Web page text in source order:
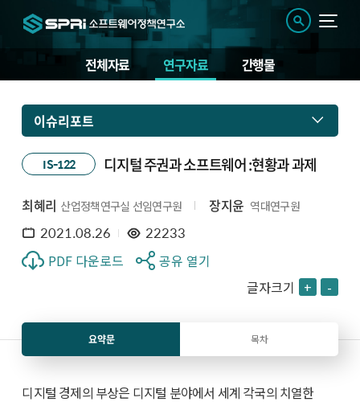
전체자료 연구자료 간행물
이슈리포트
IS-122 디지털 주권과 소프트웨어 :현황과 과제
최혜리 산업정책연구실 선임연구원 장지윤 역대연구원
2021.08.26 22233
PDF 다운로드
공유 열기
글자크기 + -
요약문 목차
디지털 경제의 부상은 디지털 분야에서 세계 각국의 치열한